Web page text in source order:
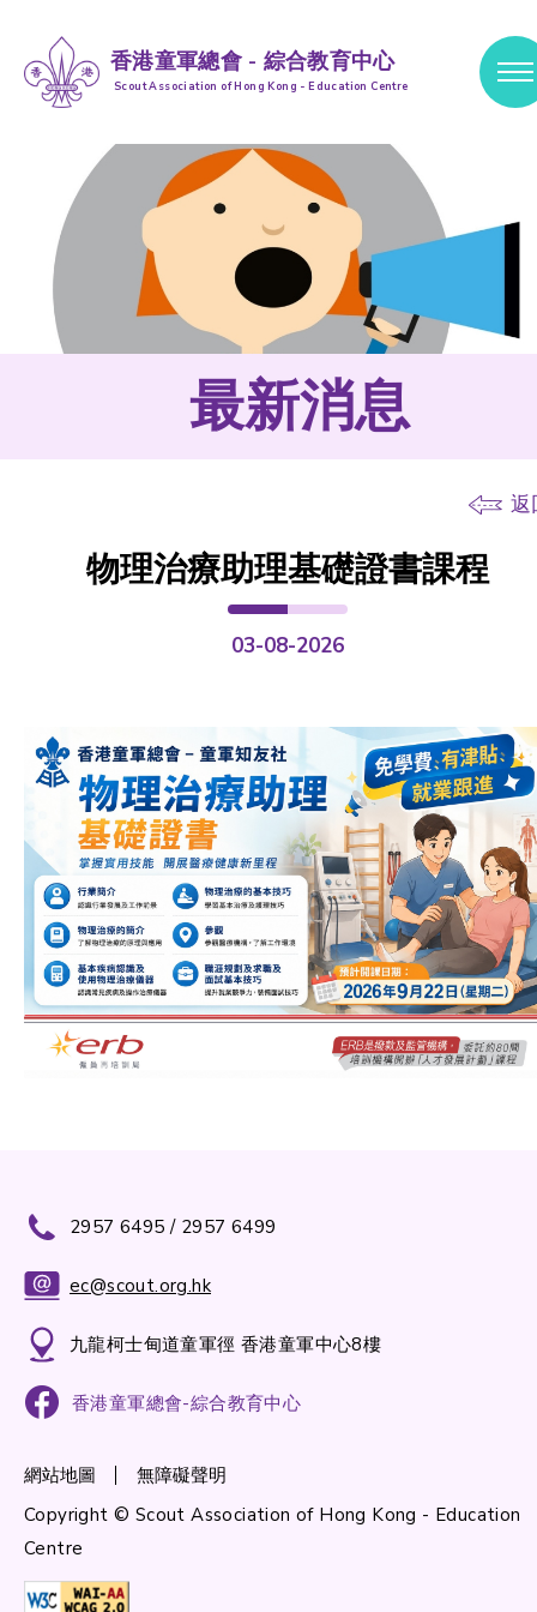
香港童軍總會 - 綜合教育中心
Scout Association of Hong Kong - Education Centre
跳到內容 (按輸入鍵)
最新消息
返
物理治療助理基礎證書課程
03-08-2026
2957 6495 / 2957 6499
ec@scout.org.hk
九龍柯士甸道童軍徑 香港童軍中心8樓
香港童軍總會-綜合教育中心
網站地圖
無障礙聲明
Copyright © Scout Association of Hong Kong - Education
Centre